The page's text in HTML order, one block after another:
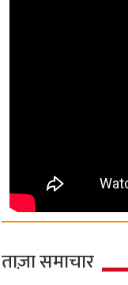
ताज़ा समाचार